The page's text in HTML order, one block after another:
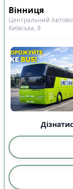
Вінниця
Центральний
Київська, 8